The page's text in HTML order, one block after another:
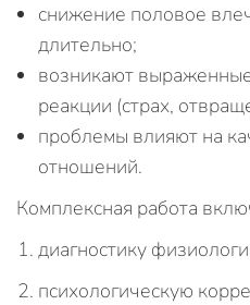
снижение половое
длительно;
возникают
реакции (страх,
проблемы влияют на
отношений.
Комплексная работа
диагностику
психологическую